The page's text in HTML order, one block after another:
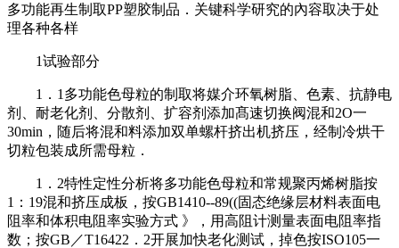
多功能再生制取PP塑胶制品．关键科学研究的內容取决于处
理各种各样
1试验部分
1．1多功能色母粒的制取将媒介环氧树脂、色素、抗静电
剂、耐老化剂、分散剂、扩容剂添加髙速切换阀混和2O一
30min，随后将混和料添加双单螺杆挤出机挤压，经制冷烘干
切粒包装成所需母粒．
1．2特性定性分析将多功能色母粒和常规聚丙烯树脂按
1：19混和挤压成板，按GB1410--89((固态绝缘层材料表面电
阻率和体积电阻率实验方式 》，用高阻计测量表面电阻率指
数；按GB／T16422．2开展加快老化测试，掉色按ISO105一